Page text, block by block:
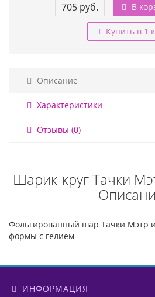
705 руб. В
Купить в 1
Описание
Характеристики
Отзывы (0)
Шарик-круг Тачки
Фольгированный шар Тачки Мэтр
формы с гелием
ИНФОРМАЦИЯ